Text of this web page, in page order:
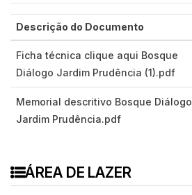
Descrição do Documento
Ficha técnica clique aqui Bosque
Diálogo Jardim Prudência (1).pdf
Memorial descritivo Bosque Diálogo
Jardim Prudência.pdf
ÁREA DE LAZER